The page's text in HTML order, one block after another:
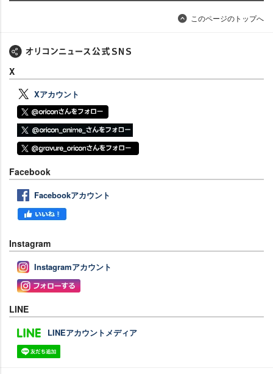
このページのトップへ
X
Xアカウント
Facebook
Facebookアカウント
Instagram
Instagramアカウント
LINE
LINEアカウントメディア